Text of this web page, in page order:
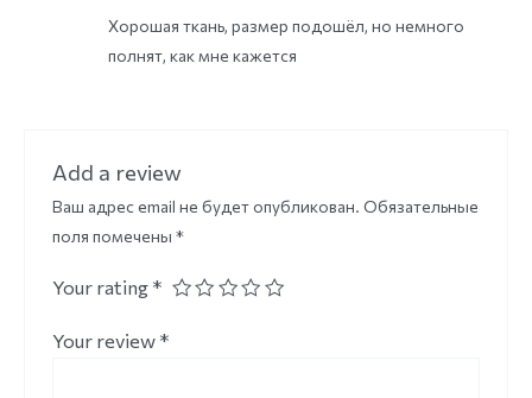
out of 5
Хорошая ткань, размер подошёл, но немного
полнят, как мне кажется
Add a review
Ваш адрес email не будет опубликован. Обязательные
поля помечены *
Your rating *
Your review *